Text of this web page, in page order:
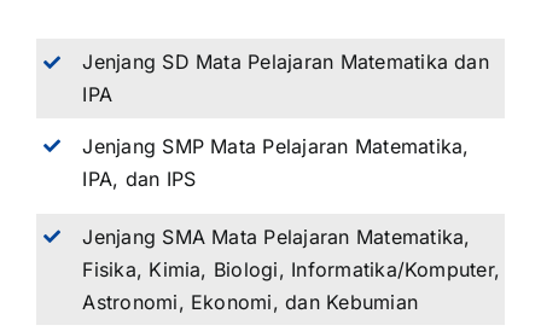
Jenjang SD Mata Pelajaran Matematika dan
IPA
Jenjang SMP Mata Pelajaran Matematika,
IPA, dan IPS
Jenjang SMA Mata Pelajaran Matematika,
Fisika, Kimia, Biologi, Informatika/Komputer,
Astronomi, Ekonomi, dan Kebumian